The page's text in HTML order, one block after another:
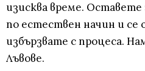
изисква време. Оставете
по естествен начин и се
избързвате с процеса.
Лъвове.